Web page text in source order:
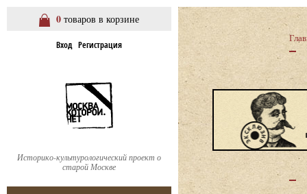
0 товаров в корзине
Вход Регистрация
Историко-культурологический проект о
старой Москве